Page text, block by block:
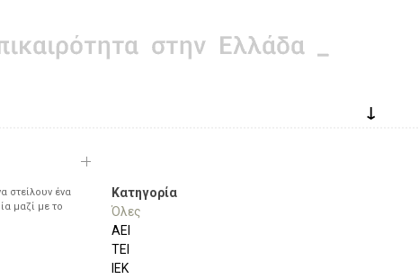
↓
στείλουν ένα
μαζί με το
Κατηγορία
Όλες
ΑΕΙ
ΤΕΙ
ΙΕΚ